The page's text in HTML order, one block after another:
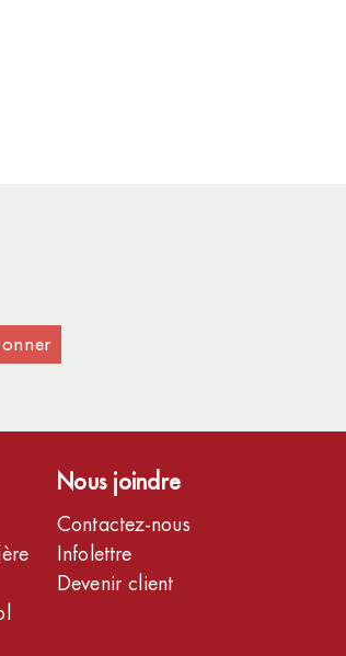
Nous joindre
Contactez-nous
Infolettre
Devenir client